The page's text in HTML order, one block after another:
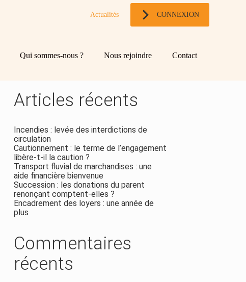
Actualités CONNEXION
Qui sommes-nous ? Nous rejoindre Contact
Blog
sidebar
Rechercher
Articles récents
Incendies : levée des interdictions de
circulation
Cautionnement : le terme de l’engagement
libère-t-il la caution ?
Transport fluvial de marchandises : une
aide financière bienvenue
Succession : les donations du parent
renonçant comptent-elles ?
Encadrement des loyers : une année de
plus
Commentaires
récents